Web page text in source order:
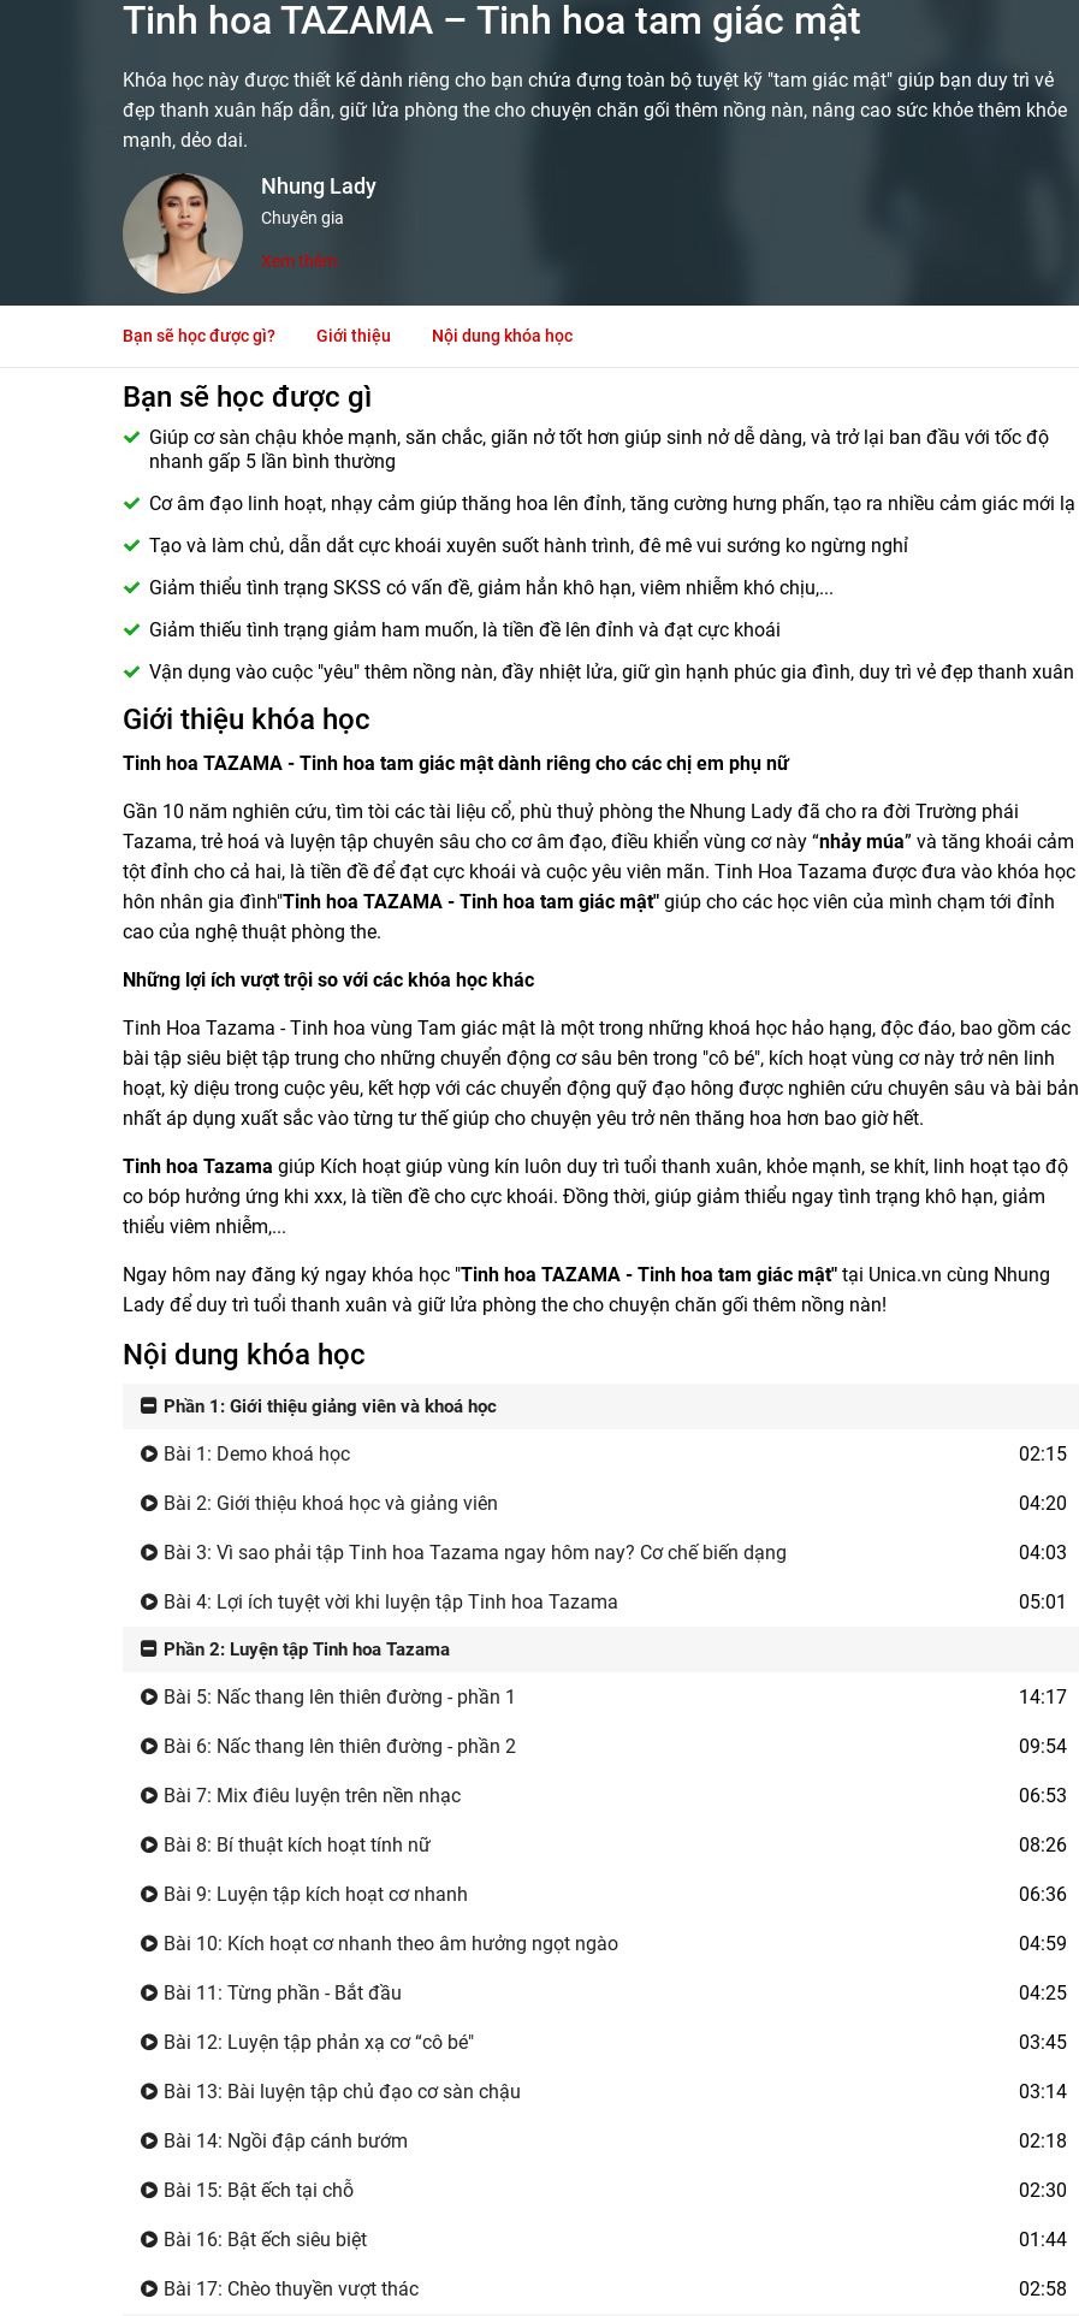
Tinh hoa TAZAMA – Tinh hoa tam giác mật
Khóa học này được thiết kế dành riêng cho bạn chứa đựng toàn bộ tuyệt kỹ "tam giác mật" giúp bạn duy trì vẻ
đẹp thanh xuân hấp dẫn, giữ lửa phòng the cho chuyện chăn gối thêm nồng nàn, nâng cao sức khỏe thêm khỏe
mạnh, dẻo dai.
Nhung Lady
Chuyên gia
Xem thêm
Bạn sẽ học được gì? Giới thiệu Nội dung khóa học
Bạn sẽ học được gì
Giúp cơ sàn chậu khỏe mạnh, săn chắc, giãn nở tốt hơn giúp sinh nở dễ dàng, và trở lại ban đầu với tốc độ
nhanh gấp 5 lần bình thường
Cơ âm đạo linh hoạt, nhạy cảm giúp thăng hoa lên đỉnh, tăng cường hưng phấn, tạo ra nhiều cảm giác mới lạ
Tạo và làm chủ, dẫn dắt cực khoái xuyên suốt hành trình, đê mê vui sướng ko ngừng nghỉ
Giảm thiểu tình trạng SKSS có vấn đề, giảm hẳn khô hạn, viêm nhiễm khó chịu,...
Giảm thiếu tình trạng giảm ham muốn, là tiền đề lên đỉnh và đạt cực khoái
Vận dụng vào cuộc "yêu" thêm nồng nàn, đầy nhiệt lửa, giữ gìn hạnh phúc gia đình, duy trì vẻ đẹp thanh xuân
Giới thiệu khóa học
Tinh hoa TAZAMA - Tinh hoa tam giác mật dành riêng cho các chị em phụ nữ
Gần 10 năm nghiên cứu, tìm tòi các tài liệu cổ, phù thuỷ phòng the Nhung Lady đã cho ra đời Trường phái
Tazama, trẻ hoá và luyện tập chuyên sâu cho cơ âm đạo, điều khiển vùng cơ này “nhảy múa” và tăng khoái cảm
tột đỉnh cho cả hai, là tiền đề để đạt cực khoái và cuộc yêu viên mãn. Tinh Hoa Tazama được đưa vào khóa học
hôn nhân gia đình"Tinh hoa TAZAMA - Tinh hoa tam giác mật" giúp cho các học viên của mình chạm tới đỉnh
cao của nghệ thuật phòng the.
Những lợi ích vượt trội so với các khóa học khác
Tinh Hoa Tazama - Tinh hoa vùng Tam giác mật là một trong những khoá học hảo hạng, độc đáo, bao gồm các
bài tập siêu biệt tập trung cho những chuyển động cơ sâu bên trong "cô bé", kích hoạt vùng cơ này trở nên linh
hoạt, kỳ diệu trong cuộc yêu, kết hợp với các chuyển động quỹ đạo hông được nghiên cứu chuyên sâu và bài bản
nhất áp dụng xuất sắc vào từng tư thế giúp cho chuyện yêu trở nên thăng hoa hơn bao giờ hết.
Tinh hoa Tazama giúp Kích hoạt giúp vùng kín luôn duy trì tuổi thanh xuân, khỏe mạnh, se khít, linh hoạt tạo độ
co bóp hưởng ứng khi xxx, là tiền đề cho cực khoái. Đồng thời, giúp giảm thiểu ngay tình trạng khô hạn, giảm
thiểu viêm nhiễm,...
Ngay hôm nay đăng ký ngay khóa học "Tinh hoa TAZAMA - Tinh hoa tam giác mật" tại Unica.vn cùng Nhung
Lady để duy trì tuổi thanh xuân và giữ lửa phòng the cho chuyện chăn gối thêm nồng nàn!
Nội dung khóa học
Phần 1: Giới thiệu giảng viên và khoá học
Bài 1: Demo khoá học 02:15
Bài 2: Giới thiệu khoá học và giảng viên 04:20
Bài 3: Vì sao phải tập Tinh hoa Tazama ngay hôm nay? Cơ chế biến dạng 04:03
Bài 4: Lợi ích tuyệt vời khi luyện tập Tinh hoa Tazama 05:01
Phần 2: Luyện tập Tinh hoa Tazama
Bài 5: Nấc thang lên thiên đường - phần 1 14:17
Bài 6: Nấc thang lên thiên đường - phần 2 09:54
Bài 7: Mix điêu luyện trên nền nhạc 06:53
Bài 8: Bí thuật kích hoạt tính nữ 08:26
Bài 9: Luyện tập kích hoạt cơ nhanh 06:36
Bài 10: Kích hoạt cơ nhanh theo âm hưởng ngọt ngào 04:59
Bài 11: Từng phần - Bắt đầu 04:25
Bài 12: Luyện tập phản xạ cơ “cô bé" 03:45
Bài 13: Bài luyện tập chủ đạo cơ sàn chậu 03:14
Bài 14: Ngồi đập cánh bướm 02:18
Bài 15: Bật ếch tại chỗ 02:30
Bài 16: Bật ếch siêu biệt 01:44
Bài 17: Chèo thuyền vượt thác 02:58